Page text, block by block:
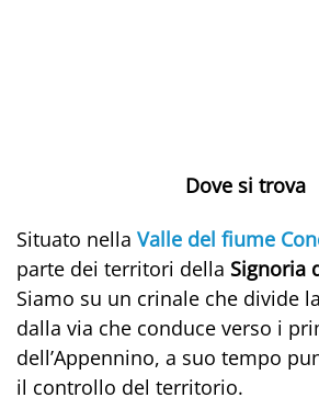
Dove si trova
Situato nella Valle del fiume
parte dei territori della Signoria
Siamo su un crinale che divide
dalla via che conduce verso i
dell’Appennino, a suo tempo
il controllo del territorio.